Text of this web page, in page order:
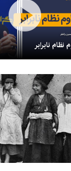
را فاش می‌کنند
نظام نابرابر
نقد ادبی در ایران